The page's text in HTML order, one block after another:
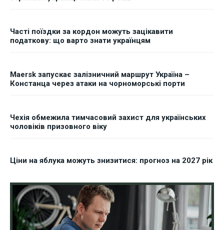
Часті поїздки за кордон можуть зацікавити
податкову: що варто знати українцям
Maersk запускає залізничний маршрут Україна –
Констанца через атаки на чорноморські порти
Чехія обмежила тимчасовий захист для українських
чоловіків призовного віку
Ціни на яблука можуть знизитися: прогноз на 2027 рік